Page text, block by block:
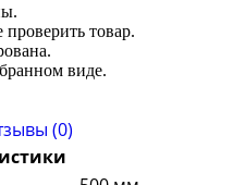
товар.
виде.
(0)